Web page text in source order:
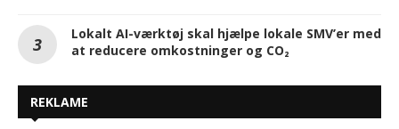
Lokalt AI-værktøj skal hjælpe lokale SMV’er med
at reducere omkostninger og CO₂
REKLAME